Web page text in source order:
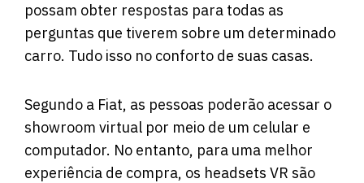
possam obter respostas para todas as
perguntas que tiverem sobre um determinado
carro. Tudo isso no conforto de suas casas.
Segundo a Fiat, as pessoas poderão acessar o
showroom virtual por meio de um celular e
computador. No entanto, para uma melhor
experiência de compra, os headsets VR são